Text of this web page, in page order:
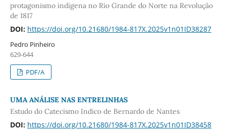
protagonismo indígena no Rio Grande do Norte na Revolução
de 1817
DOI: https://doi.org/10.21680/1984-817X.2025v1n01ID38287
Pedro Pinheiro
629-644
PDF/A
UMA ANÁLISE NAS ENTRELINHAS
Estudo do Catecismo Indico de Bernardo de Nantes
DOI: https://doi.org/10.21680/1984-817X.2025v1n01ID38458